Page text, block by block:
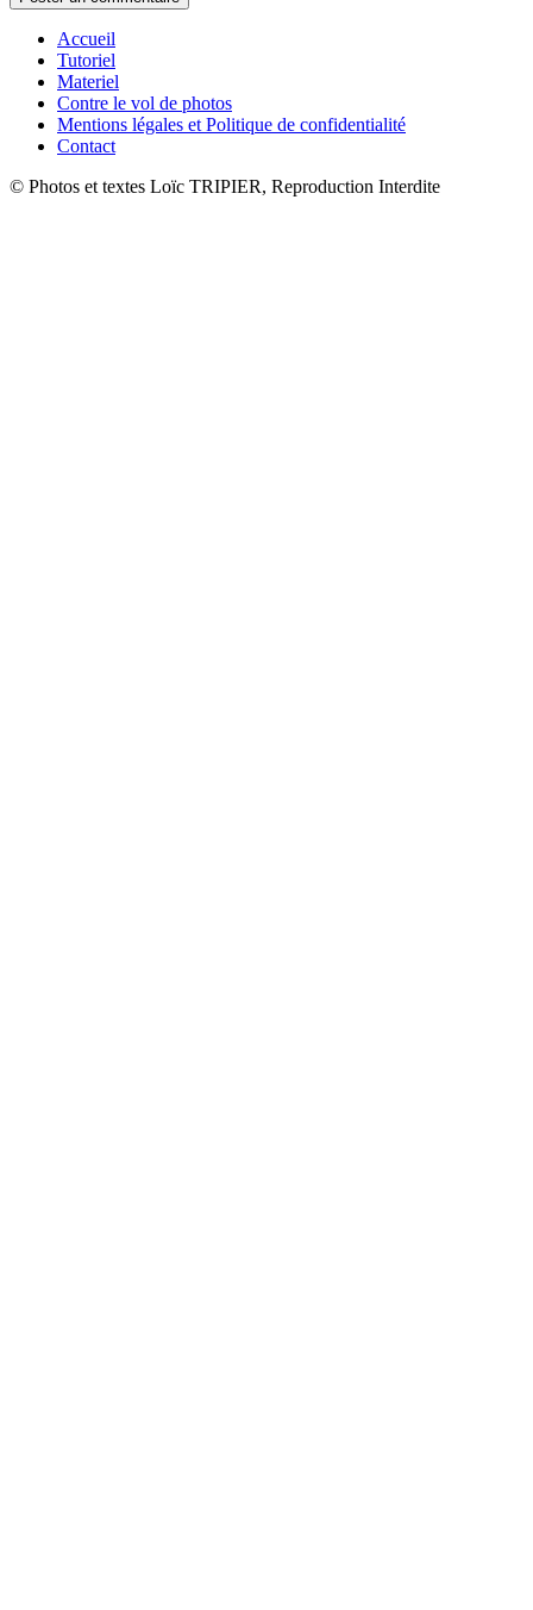
Accueil
Tutoriel
Materiel
Contre le vol de photos
Mentions légales et Politique de confidentialité
Contact
© Photos et textes Loïc TRIPIER, Reproduction Interdite